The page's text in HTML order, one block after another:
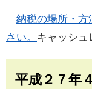
納税の場所・方
さい。 キャッシュ
平成２７年